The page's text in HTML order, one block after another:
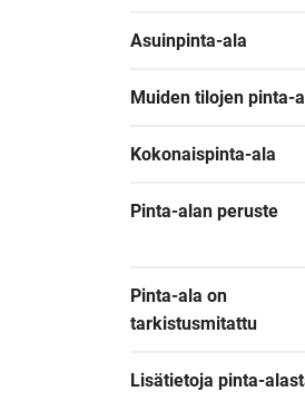
Asuinpinta-ala
Muiden tilojen pinta-
Kokonaispinta-ala
Pinta-alan peruste
Pinta-ala on
tarkistusmitattu
Lisätietoja pinta-